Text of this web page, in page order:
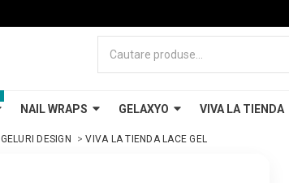
NAIL WRAPS GELAXYO VIVA LA TIENDA
GELURI DESIGN VIVA LA TIENDA LACE GEL